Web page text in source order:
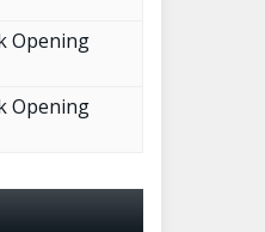
Opening
Opening